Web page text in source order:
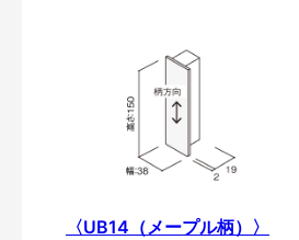
〈UB14（メープル柄）〉